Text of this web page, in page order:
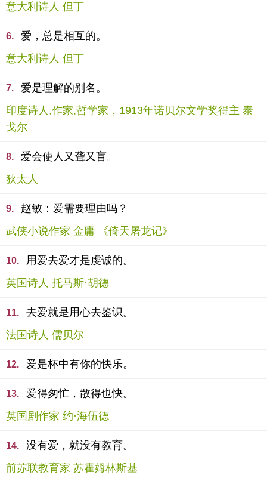
意大利诗人 但丁
6.
爱，总是相互的。
意大利诗人 但丁
7.
爱是理解的别名。
印度诗人,作家,哲学家，1913年诺贝尔文学奖得主 泰
戈尔
8.
爱会使人又聋又盲。
狄太人
9.
赵敏：爱需要理由吗？
武侠小说作家 金庸 《倚天屠龙记》
10.
用爱去爱才是虔诚的。
英国诗人 托马斯·胡德
11.
去爱就是用心去鉴识。
法国诗人 儒贝尔
12. 爱是杯中有你的快乐。
13.
爱得匆忙，散得也快。
英国剧作家 约·海伍德
14.
没有爱，就没有教育。
前苏联教育家 苏霍姆林斯基